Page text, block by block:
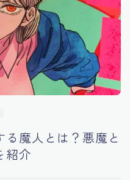
魔人とは？悪魔と
紹介